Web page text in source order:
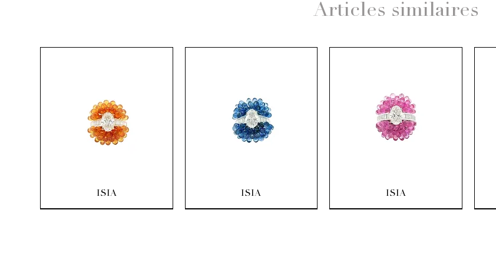
Articles similaires
Aperçu rapide
ISIA Aperçu rapide
ISIA Aperçu rapide
ISIA